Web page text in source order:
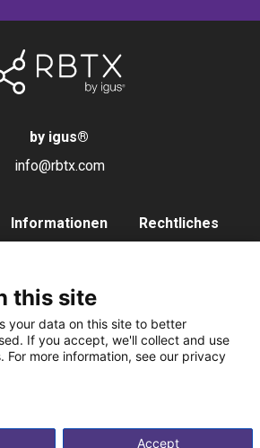
by igus®
info@rbtx.com
Informationen
Partner
Kontakt
Newsletter
Integrationsservice
Rechtliches
this site
your data on this site to better
If you accept, we'll collect and use
For more information, see our privacy
Accept